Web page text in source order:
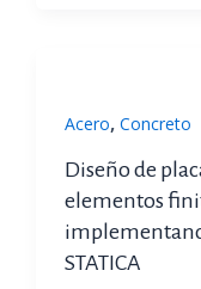
Acero, Concreto
Diseño de
elementos
STATICA